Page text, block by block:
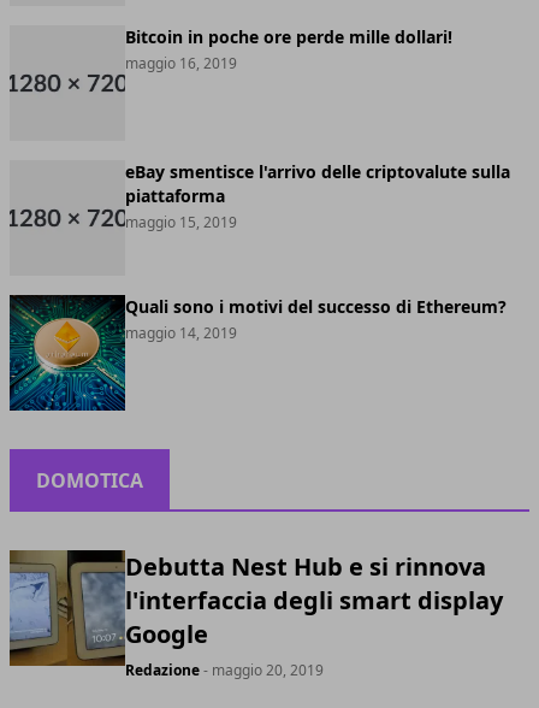
Bitcoin in poche ore perde mille dollari!
maggio 16, 2019
eBay smentisce l'arrivo delle criptovalute sulla
piattaforma
maggio 15, 2019
Quali sono i motivi del successo di Ethereum?
maggio 14, 2019
DOMOTICA
Debutta Nest Hub e si rinnova
l'interfaccia degli smart display
Google
Redazione- maggio 20, 2019